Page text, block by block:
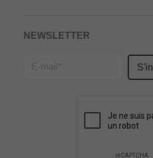
NEWSLETTER
Please
leave
field
empty.